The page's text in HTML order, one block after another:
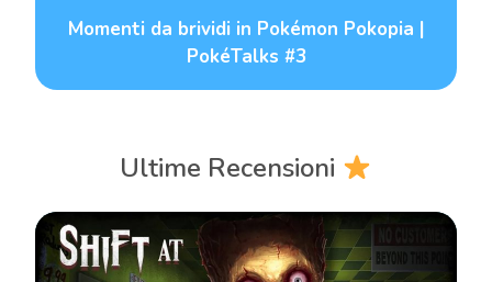
Momenti da brividi in Pokémon Pokopia |
PokéTalks #3
Ultime Recensioni